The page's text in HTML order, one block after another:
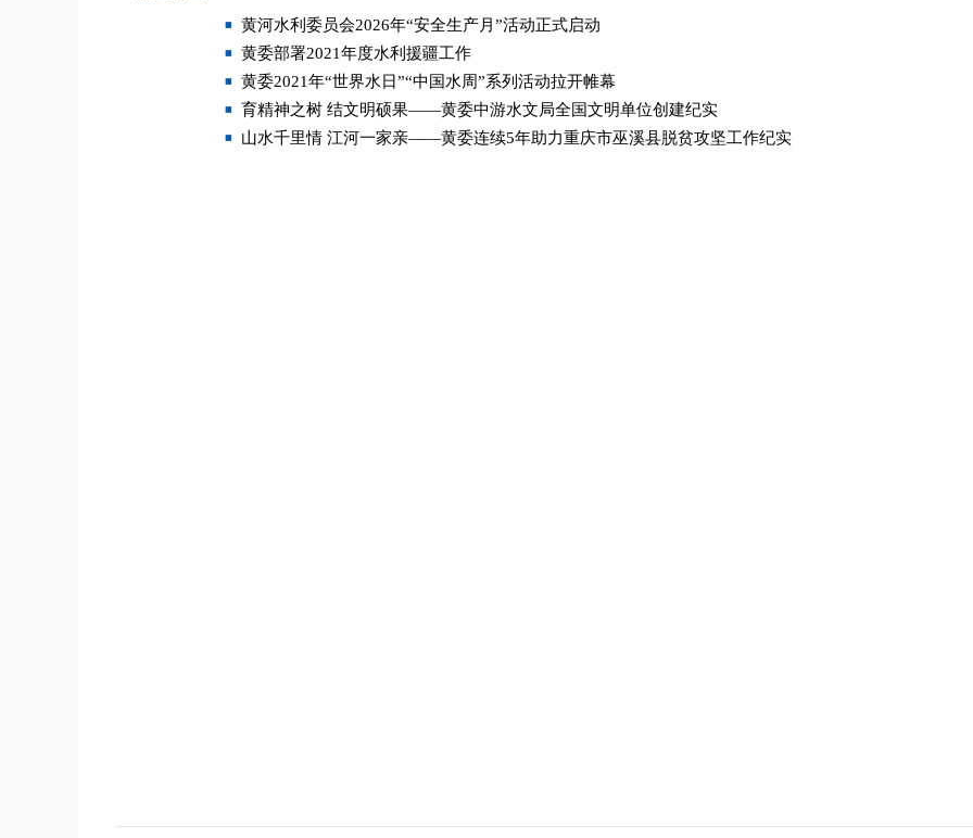
黄河水利委员会2026年“安全生产月”活动正式启动
黄委部署2021年度水利援疆工作
黄委2021年“世界水日”“中国水周”系列活动拉开帷幕
育精神之树 结文明硕果——黄委中游水文局全国文明单位创建纪实
山水千里情 江河一家亲——黄委连续5年助力重庆市巫溪县脱贫攻坚工作纪实